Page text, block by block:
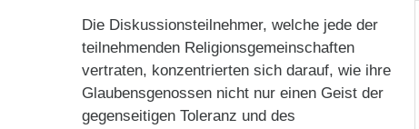
Die Diskussionsteilnehmer, welche jede der
teilnehmenden Religionsgemeinschaften
vertraten, konzentrierten sich darauf, wie ihre
Glaubensgenossen nicht nur einen Geist der
gegenseitigen Toleranz und des